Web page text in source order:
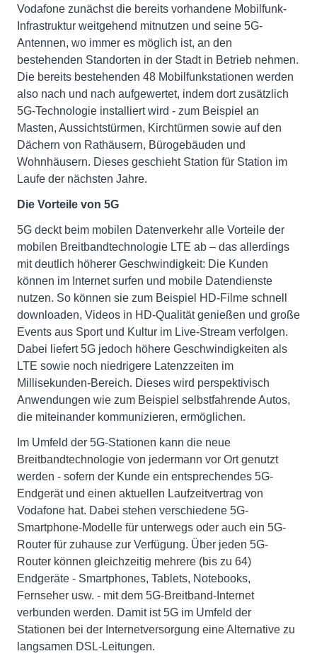
Vodafone zunächst die bereits vorhandene Mobilfunk-
Infrastruktur weitgehend mitnutzen und seine 5G-
Antennen, wo immer es möglich ist, an den
bestehenden Standorten in der Stadt in Betrieb nehmen.
Die bereits bestehenden 48 Mobilfunkstationen werden
also nach und nach aufgewertet, indem dort zusätzlich
5G-Technologie installiert wird - zum Beispiel an
Masten, Aussichtstürmen, Kirchtürmen sowie auf den
Dächern von Rathäusern, Bürogebäuden und
Wohnhäusern. Dieses geschieht Station für Station im
Laufe der nächsten Jahre.
Die Vorteile von 5G
5G deckt beim mobilen Datenverkehr alle Vorteile der
mobilen Breitbandtechnologie LTE ab – das allerdings
mit deutlich höherer Geschwindigkeit: Die Kunden
können im Internet surfen und mobile Datendienste
nutzen. So können sie zum Beispiel HD-Filme schnell
downloaden, Videos in HD-Qualität genießen und große
Events aus Sport und Kultur im Live-Stream verfolgen.
Dabei liefert 5G jedoch höhere Geschwindigkeiten als
LTE sowie noch niedrigere Latenzzeiten im
Millisekunden-Bereich. Dieses wird perspektivisch
Anwendungen wie zum Beispiel selbstfahrende Autos,
die miteinander kommunizieren, ermöglichen.
Im Umfeld der 5G-Stationen kann die neue
Breitbandtechnologie von jedermann vor Ort genutzt
werden - sofern der Kunde ein entsprechendes 5G-
Endgerät und einen aktuellen Laufzeitvertrag von
Vodafone hat. Dabei stehen verschiedene 5G-
Smartphone-Modelle für unterwegs oder auch ein 5G-
Router für zuhause zur Verfügung. Über jeden 5G-
Router können gleichzeitig mehrere (bis zu 64)
Endgeräte - Smartphones, Tablets, Notebooks,
Fernseher usw. - mit dem 5G-Breitband-Internet
verbunden werden. Damit ist 5G im Umfeld der
Stationen bei der Internetversorgung eine Alternative zu
langsamen DSL-Leitungen.